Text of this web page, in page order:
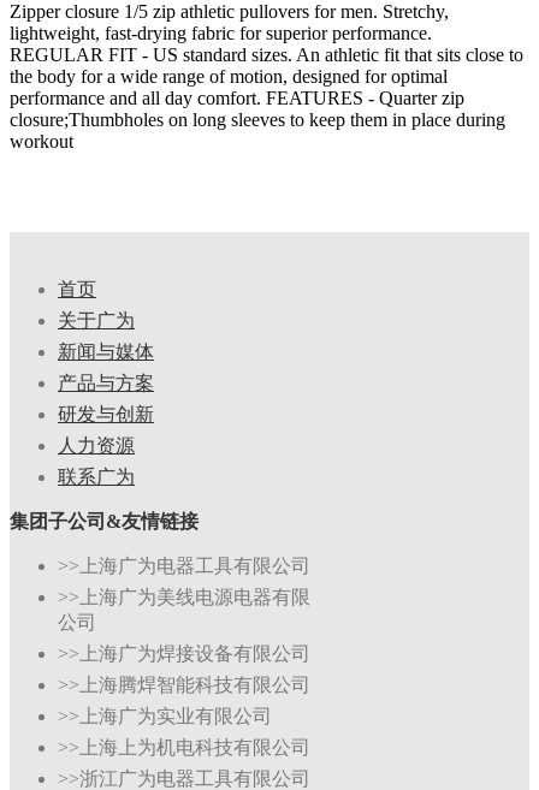
Zipper closure 1/5 zip athletic pullovers for men. Stretchy,
lightweight, fast-drying fabric for superior performance.
REGULAR FIT - US standard sizes. An athletic fit that sits close to
the body for a wide range of motion, designed for optimal
performance and all day comfort. FEATURES - Quarter zip
closure;Thumbholes on long sleeves to keep them in place during
workout
首页
关于广为
新闻与媒体
产品与方案
研发与创新
人力资源
联系广为
集团子公司&友情链接
>>上海广为电器工具有限公司
>>上海广为美线电源电器有限
公司
>>上海广为焊接设备有限公司
>>上海腾焊智能科技有限公司
>>上海广为实业有限公司
>>上海上为机电科技有限公司
>>浙江广为电器工具有限公司